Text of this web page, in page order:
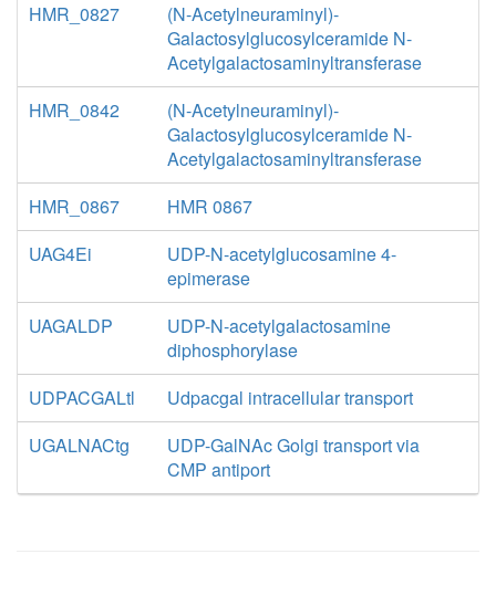
HMR_0827
(N-Acetylneuraminyl)-
Galactosylglucosylceramide N-
Acetylgalactosaminyltransferase
HMR_0842
(N-Acetylneuraminyl)-
Galactosylglucosylceramide N-
Acetylgalactosaminyltransferase
HMR_0867
HMR 0867
UAG4Ei
UDP-N-acetylglucosamine 4-
epimerase
UAGALDP
UDP-N-acetylgalactosamine
diphosphorylase
UDPACGALtl
Udpacgal intracellular transport
UGALNACtg
UDP-GalNAc Golgi transport via
CMP antiport